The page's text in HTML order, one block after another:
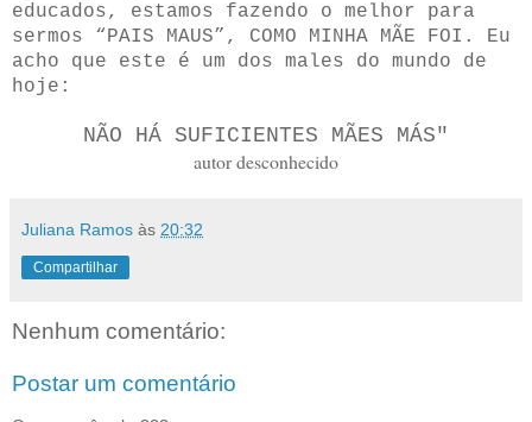
educados, estamos fazendo o melhor para
sermos “PAIS MAUS”, COMO MINHA MÃE FOI. Eu
acho que este é um dos males do mundo de
hoje:
NÃO HÁ SUFICIENTES MÃES MÁS"
autor desconhecido
Juliana Ramos às 20:32
Compartilhar
Nenhum comentário:
Postar um comentário